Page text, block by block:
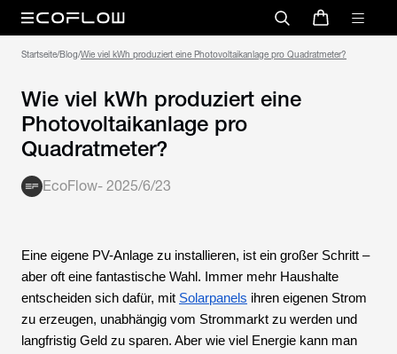
Startseite/Blog/Wie viel kWh produziert eine Photovoltaikanlage pro Quadratmeter?
Wie viel kWh produziert eine
Photovoltaikanlage pro
Quadratmeter?
EcoFlow- 2025/6/23
Eine eigene PV-Anlage zu installieren, ist ein großer Schritt –
aber oft eine fantastische Wahl. Immer mehr Haushalte
entscheiden sich dafür, mit Solarpanels ihren eigenen Strom
zu erzeugen, unabhängig vom Strommarkt zu werden und
langfristig Geld zu sparen. Aber wie viel Energie kann man